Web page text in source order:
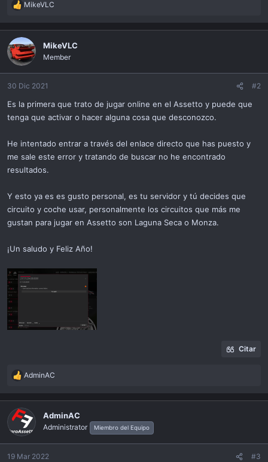
R
a
c
t
i
o
n
:
MikeVLC
MikeVLC
Member
30 Dic 2021 #2
Es la primera que trato de jugar online en el Assetto y puede que
tenga que activar o hacer alguna cosa que desconozco.
He intentado entrar a través del enlace directo que has puesto y
me sale este error y tratando de buscar no he encontrado
resultados.
Y esto ya es es gusto personal, es tu servidor y tú decides que
circuito y coche usar, personalmente los circuitos que más me
gustan para jugar en Assetto son Laguna Seca o Monza.
¡Un saludo y Feliz Año!
Citar
R
a
c
t
i
o
n
AdminAC
AdminAC
Administrator Miembro del Equipo
19 Mar 2022 #3